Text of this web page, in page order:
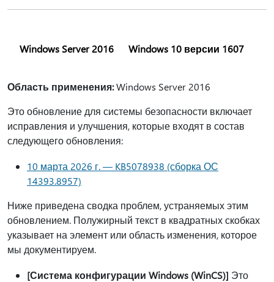
Windows Server 2016 Windows 10 версии 1607
Область применения:Windows Server 2016
Это обновление для системы безопасности включает
исправления и улучшения, которые входят в состав
следующего обновления:
10 марта 2026 г. — KB5078938 (сборка ОС
14393.8957)
Ниже приведена сводка проблем, устраняемых этим
обновлением. Полужирный текст в квадратных скобках
указывает на элемент или область изменения, которое
мы документируем.
[Система конфигурации Windows (WinCS)] Это